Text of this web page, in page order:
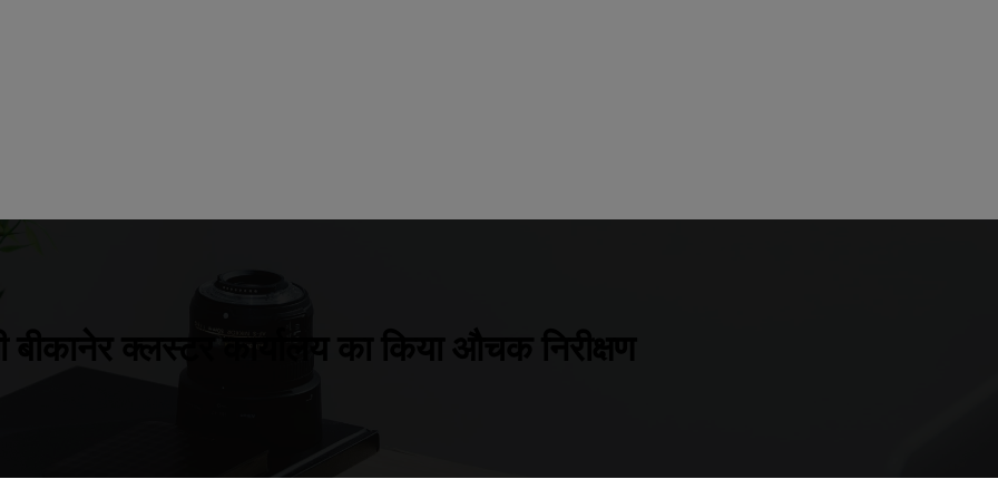
बीकानेर क्लस्टर कार्यालय का किया औचक निरीक्षण